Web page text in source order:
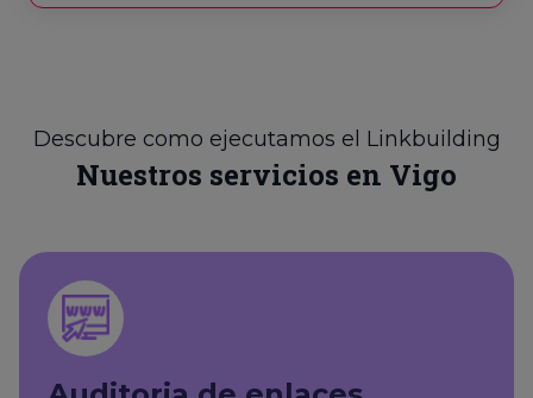
Descubre como ejecutamos el Linkbuilding
Nuestros servicios en Vigo